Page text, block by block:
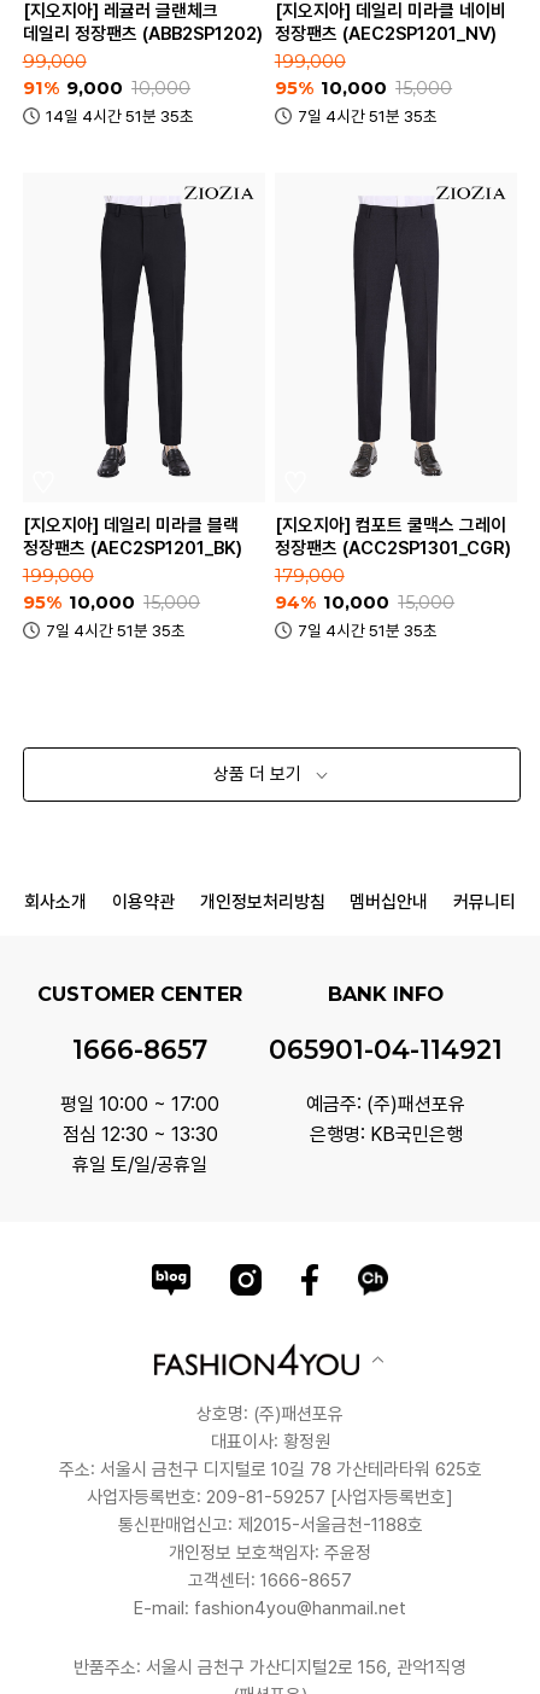
[지오지아] 레귤러 글랜체크
데일리 정장팬츠 (ABB2SP1202)
99,000
91% 9,000 10,000
14일 4시간 51분 35초
[지오지아] 데일리 미라클 네이비
정장팬츠 (AEC2SP1201_NV)
199,000
95% 10,000 15,000
7일 4시간 51분 35초
[지오지아] 데일리 미라클 블랙
정장팬츠 (AEC2SP1201_BK)
199,000
95% 10,000 15,000
7일 4시간 51분 35초
[지오지아] 컴포트 쿨맥스 그레이
정장팬츠 (ACC2SP1301_CGR)
179,000
94% 10,000 15,000
7일 4시간 51분 35초
상품 더 보기
회사소개 이용약관 개인정보처리방침 멤버십안내 커뮤니티
CUSTOMER CENTER
1666-8657
평일 10:00 ~ 17:00
점심 12:30 ~ 13:30
휴일 토/일/공휴일
BANK INFO
065901-04-114921
예금주: (주)패션포유
은행명: KB국민은행
상호명: (주)패션포유
대표이사: 황정원
주소: 서울시 금천구 디지털로 10길 78 가산테라타워 625호
사업자등록번호: 209-81-59257 [사업자등록번호]
통신판매업신고: 제2015-서울금천-1188호
개인정보 보호책임자: 주윤정
고객센터: 1666-8657
E-mail: fashion4you@hanmail.net
반품주소: 서울시 금천구 가산디지털2로 156, 관악1직영